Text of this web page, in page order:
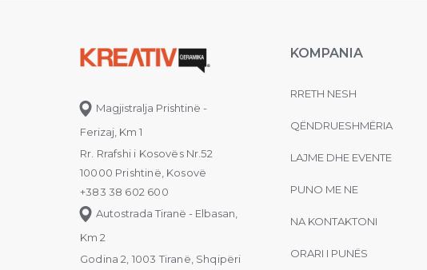
Magjistralja Prishtinë -
Ferizaj, Km 1
Rr. Rrafshi i Kosovës Nr.52
10000 Prishtinë, Kosovë
+383 38 602 600
Autostrada Tiranë - Elbasan,
Km 2
Godina 2, 1003 Tiranë, Shqipëri
KOMPANIA
RRETH NESH
QËNDRUESHMËRIA
LAJME DHE EVENTE
PUNO ME NE
NA KONTAKTONI
ORARI I PUNËS